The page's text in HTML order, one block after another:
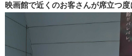
映画館で近くのお客さんが席立つ